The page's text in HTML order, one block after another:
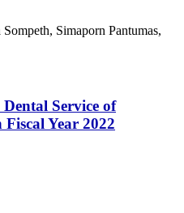
Simaporn Pantumas,
Service of
Year 2022